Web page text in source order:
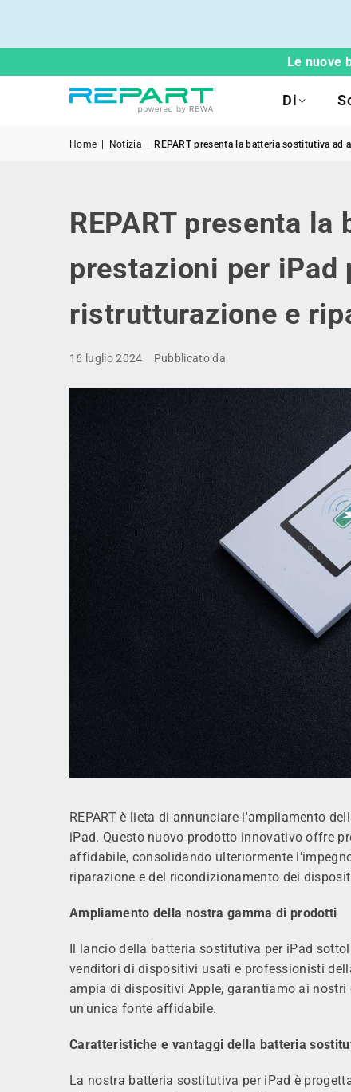
Le nuove
Di
Home Notizia REPART presenta la batteria sostitutiva
REPART presenta
prestazioni per iPad
ristrutturazione e
16 luglio 2024 Pubblicato da
REPART è lieta di annunciare l'ampliamento
iPad. Questo nuovo prodotto innovativo offre
affidabile, consolidando ulteriormente
riparazione e del ricondizionamento dei
Ampliamento della nostra gamma di prodotti
Il lancio della batteria sostitutiva per iPad
venditori di dispositivi usati e professionisti
ampia di dispositivi Apple, garantiamo ai
un'unica fonte affidabile.
Caratteristiche e vantaggi della batteria
La nostra batteria sostitutiva per iPad è